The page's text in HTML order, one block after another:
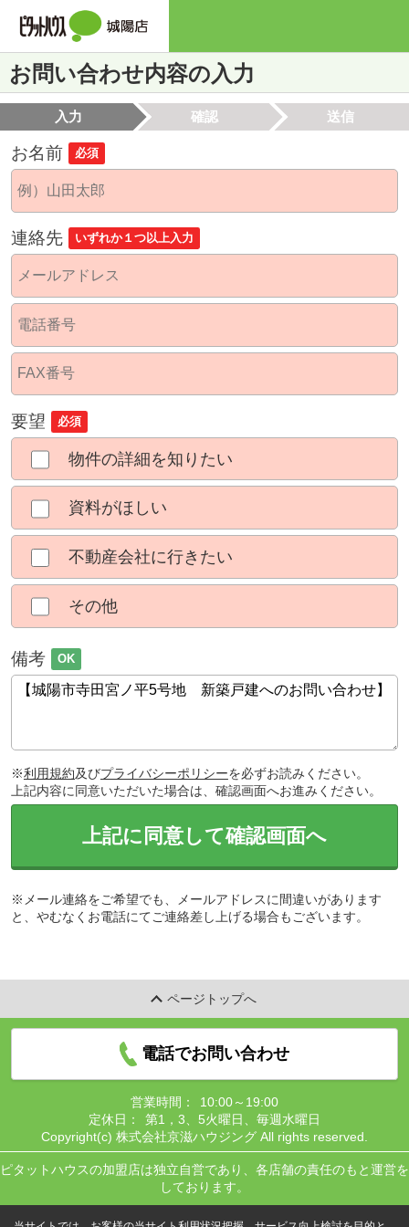
お問い合わせ内容の入力
入力 確認 送信
お名前 必須
連絡先 いずれか１つ以上入力
要望 必須
物件の詳細を知りたい
資料がほしい
不動産会社に行きたい
その他
備考 OK
※利用規約及びプライバシーポリシーを必ずお読みください。
上記内容に同意いただいた場合は、確認画面へお進みください。
上記に同意して確認画面へ
※メール連絡をご希望でも、メールアドレスに間違いがあります
と、やむなくお電話にてご連絡差し上げる場合もございます。
ページトップへ
電話でお問い合わせ
営業時間：
10:00～19:00
定休日：
第1，3、5火曜日、毎週水曜日
Copyright(c) 株式会社京滋ハウジング All rights reserved.
ピタットハウスの加盟店は独立自営であり、各店舗の責任のもと運営を
しております。